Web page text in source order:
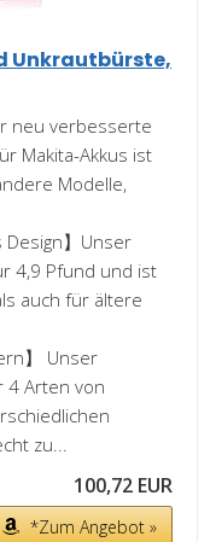
Unkrautbürste,
neu verbesserte
Makita-Akkus ist
Modelle,
Design】Unser
4,9 Pfund und ist
auch für ältere
】 Unser
4 Arten von
zu...
100,72 EUR
*Zum Angebot »